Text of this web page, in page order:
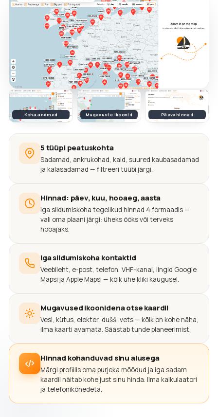
Koha andmed Mugavuste ikoonid Päevahinnad
5 tüüpi peatuskohta
Sadamad, ankrukohad, kaid, suured kaubasadamad
ja kalasadamad — filtreeri tüübi järgi.
Hinnad: päev, kuu, hooaeg, aasta
Iga sildumiskoha tegelikud hinnad 4 formaadis —
vali oma plaani järgi: üheks ööks või terveks
hooajaks.
Iga sildumiskoha kontaktid
Veebileht, e-post, telefon, VHF-kanal, lingid Google
Mapsi ja Apple Mapsi — kõik ühe kliki kaugusel.
Mugavused ikoonidena otse kaardil
Vesi, kütus, elekter, dušš, vets — kõik on kohe näha,
ilma kaarti avamata. Säästab tunde planeerimist.
Hinnad kohanduvad sinu alusega
Märgi profiilis oma purjeka mõõdud ja iga sadam
kaardil näitab kohe just sinu hinda. Ilma kalkulaatori
ja telefonikõnedeta.